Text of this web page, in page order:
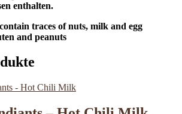
enthalten.
traces of nuts, milk and egg
and peanuts